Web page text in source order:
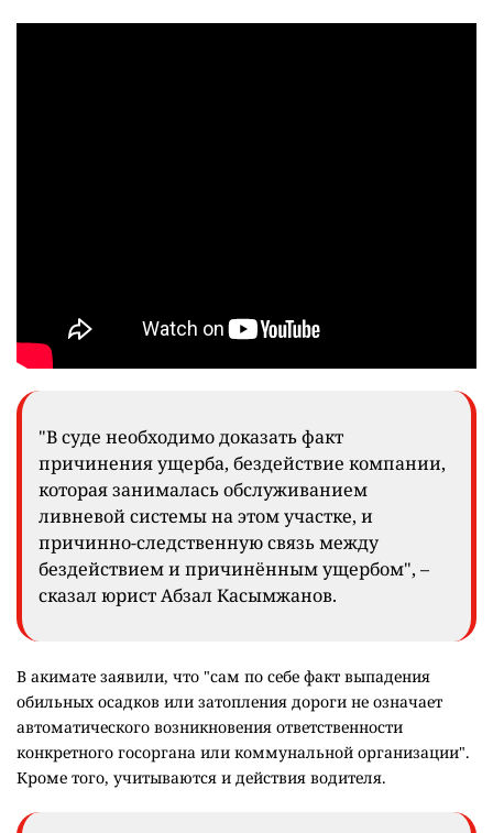
"В суде необходимо доказать факт
причинения ущерба, бездействие компании,
которая занималась обслуживанием
ливневой системы на этом участке, и
причинно-следственную связь между
бездействием и причинённым ущербом", –
сказал юрист Абзал Касымжанов.
В акимате заявили, что "сам по себе факт выпадения
обильных осадков или затопления дороги не означает
автоматического возникновения ответственности
конкретного госоргана или коммунальной организации".
Кроме того, учитываются и действия водителя.